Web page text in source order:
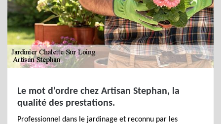
Le mot d’ordre chez Artisan Stephan, la
qualité des prestations.
Professionnel dans le jardinage et reconnu par les